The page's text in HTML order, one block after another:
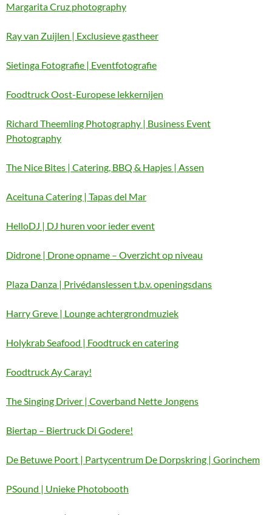
Margarita Cruz photography
Ray van Zuijlen | Exclusieve gastheer
Sietinga Fotografie | Eventfotografie
Foodtruck Oost-Europese lekkernijen
Richard Theemling Photography | Business Event
Photography
The Nice Bites | Catering, BBQ & Hapjes | Assen
Aceituna Catering | Tapas del Mar
HelloDJ | DJ huren voor ieder event
Didrone | Drone opname – Overzicht op niveau
Plaza Danza | Privédanslessen t.b.v. openingsdans
Harry Greve | Lounge achtergrondmuziek
Holykrab Seafood | Foodtruck en catering
Foodtruck Ay Caray!
The Singing Driver | Coverband Nette Jongens
Biertap – Biertruck Di Godere!
De Betuwe Poort | Partycentrum De Dorpskring | Gorinchem
PSound | Unieke Photobooth